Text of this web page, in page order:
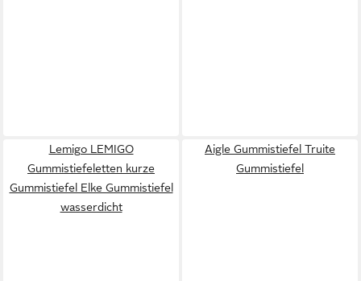
Lemigo LEMIGO
Gummistiefeletten kurze
Gummistiefel Elke Gummistiefel
wasserdicht
Aigle Gummistiefel Truite
Gummistiefel